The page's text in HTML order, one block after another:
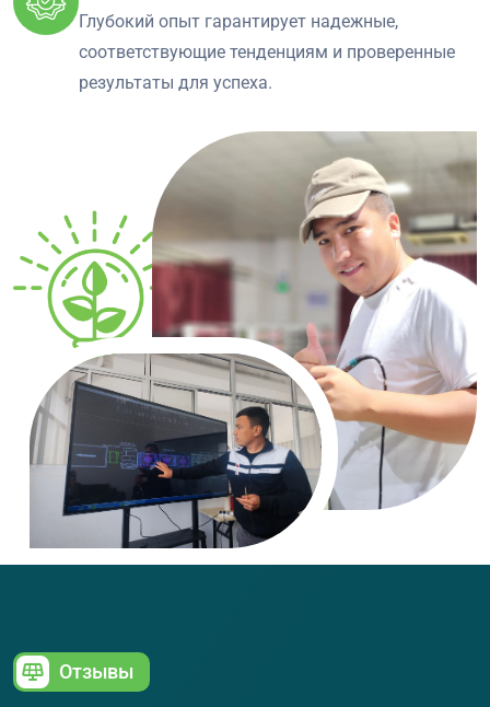
Глубокий опыт гарантирует надежные,
соответствующие тенденциям и проверенные
результаты для успеха.
Отзывы